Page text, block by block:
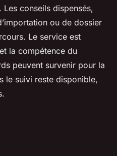
conseils dispensés,
ou de dossier
Le service est
la compétence du
peuvent survenir pour la
le suivi reste disponible,